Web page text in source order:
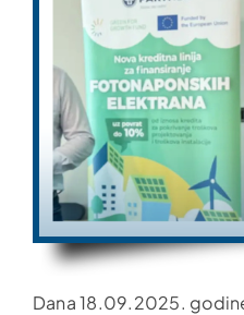
Dana 18.09.2025.